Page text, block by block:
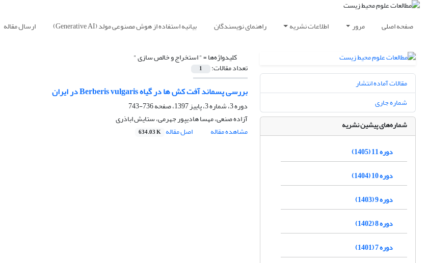
صفحه اصلی مرور اطلاعات نشریه راهنمای نویسندگان بیانیه استفاده از هوش مصنوعی مولد (Generative AI) ارسال مقاله
کلیدواژه‌ها =" استخراج و خالص سازی "
تعداد مقالات: 1
بررسی پسماند آفت کش ها در گیاه Berberis vulgaris در ایران
دوره 3، شماره 3، پاییز 1397، صفحه
736-743
آزاده صنعی، مهسا هادیپور جهرمی، ستایش اباذری
مشاهده مقاله
اصل مقاله 634.03 K
مقالات آماده انتشار
شماره جاری
شماره‌های پیشین نشریه
دوره 11 (1405)
دوره 10 (1404)
دوره 9 (1403)
دوره 8 (1402)
دوره 7 (1401)